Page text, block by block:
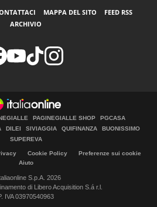
MAPPA DEL SITO
FEED RSS
ARCHIVIO
PAGINEGIALLE SHOP
PGCASA
DILEI SIVIAGGIA QUIFINANZA
BUONISSIMO
SUPEREVA
Cookie Policy
Preferenze sui cookie
Aiuto
S.p.A. 2026
di Libero Acquisition S.á r.l.
IVA 03970540963